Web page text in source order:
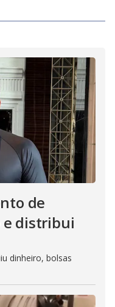
de
distribui
dinheiro, bolsas